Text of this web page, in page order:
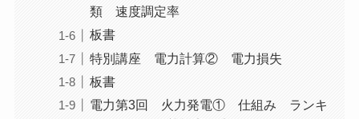
類 速度調定率
板書
特別講座 電力計算② 電力損失
板書
電力第3回 火力発電① 仕組み ランキ